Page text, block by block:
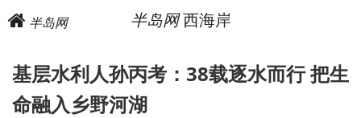
半岛网 半岛网西海岸
基层水利人孙丙考：38载逐水而行 把生
命融入乡野河湖